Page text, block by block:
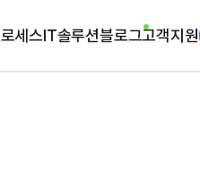
세스IT솔루션블로그고객지원